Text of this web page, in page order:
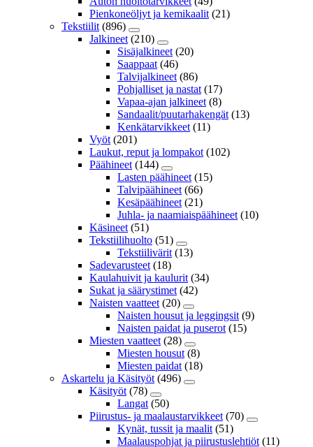
Pienkoneöljyt ja kemikaalit (21)
Tekstiilit (896)
Jalkineet (210)
Sisäjalkineet (20)
Saappaat (46)
Talvijalkineet (86)
Pohjalliset ja nastat (17)
Vapaa-ajan jalkineet (8)
Sandaalit/puutarhakengät (13)
Kenkätarvikkeet (11)
Vyöt (201)
Laukut, reput ja lompakot (102)
Päähineet (144)
Lasten päähineet (15)
Talvipäähineet (66)
Kesäpäähineet (21)
Juhla- ja naamiaispäähineet (10)
Käsineet (51)
Tekstiilihuolto (51)
Tekstiilivärit (13)
Sadevarusteet (18)
Kaulahuivit ja kaulurit (34)
Sukat ja säärystimet (42)
Naisten vaatteet (20)
Naisten housut ja leggingsit (9)
Naisten paidat ja puserot (15)
Miesten vaatteet (28)
Miesten housut (8)
Miesten paidat (18)
Askartelu ja Käsityöt (496)
Käsityöt (78)
Langat (50)
Piirustus- ja maalaustarvikkeet (70)
Kynät, tussit ja maalit (51)
Maalauspohjat ja piirustuslehtiöt (11)